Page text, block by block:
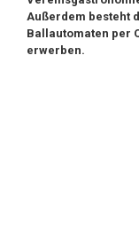
Außerdem besteht
Ballautomaten per
erwerben.